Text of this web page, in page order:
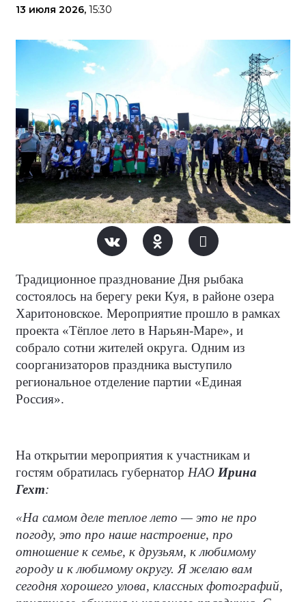
13 июля 2026, 15:30
Традиционное празднование Дня рыбака
состоялось на берегу реки Куя, в районе озера
Харитоновское. Мероприятие прошло в рамках
проекта «Тёплое лето в Нарьян-Маре», и
собрало сотни жителей округа. Одним из
соорганизаторов праздника выступило
региональное отделение партии «Единая
Россия».
На открытии мероприятия к участникам и
гостям обратилась губернатор НАО Ирина
Гехт:
«На самом деле теплое лето — это не про
погоду, это про наше настроение, про
отношение к семье, к друзьям, к любимому
городу и к любимому округу. Я желаю вам
сегодня хорошего улова, классных фотографий,